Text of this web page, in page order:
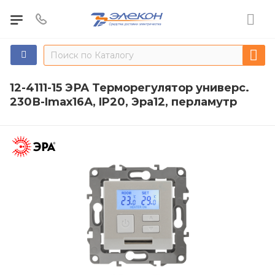
12-4111-15 ЭРА Терморегулятор универс.
230В-Imax16А, IP20, Эра12, перламутр